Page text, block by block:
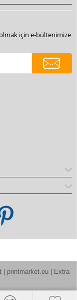
için e-bültenimize
| printmarket.eu | Extra